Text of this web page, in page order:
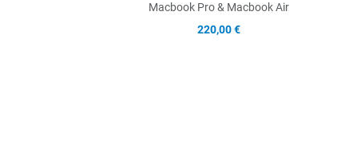
Macbook Pro & Macbook Air
220,00 €